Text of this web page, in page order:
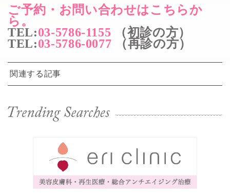
ご予約・お問い合わせはこちらか
ら。
TEL:03-5786-1155 （初診の方）
TEL:03-5786-0077 （再診の方）
関連する記事